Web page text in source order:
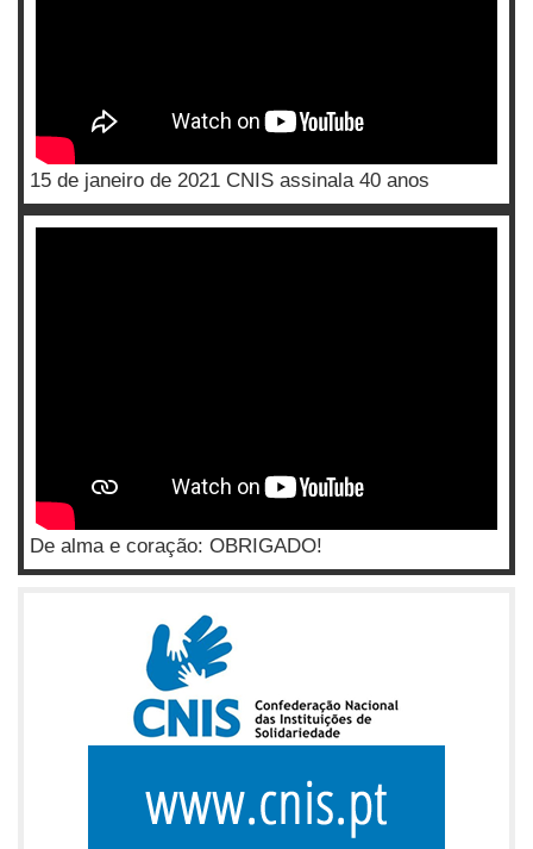
15 de janeiro de 2021 CNIS assinala 40 anos
De alma e coração: OBRIGADO!